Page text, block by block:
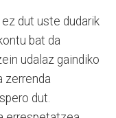
dut uste dudarik
bat da
udalaz gaindiko
zerrenda
dut.